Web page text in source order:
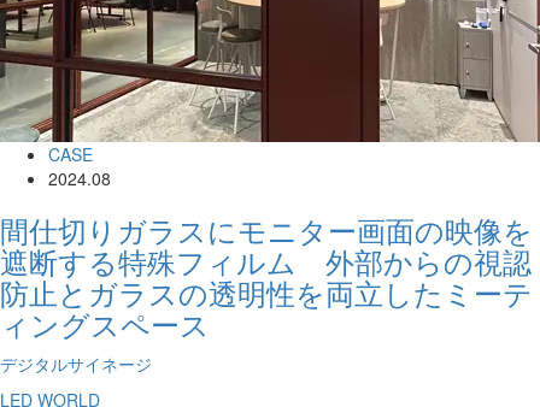
CASE
2024.08
間仕切りガラスにモニター画面の映像を
遮断する特殊フィルム 外部からの視認
防止とガラスの透明性を両立したミーテ
ィングスペース
デジタルサイネージ
LED WORLD